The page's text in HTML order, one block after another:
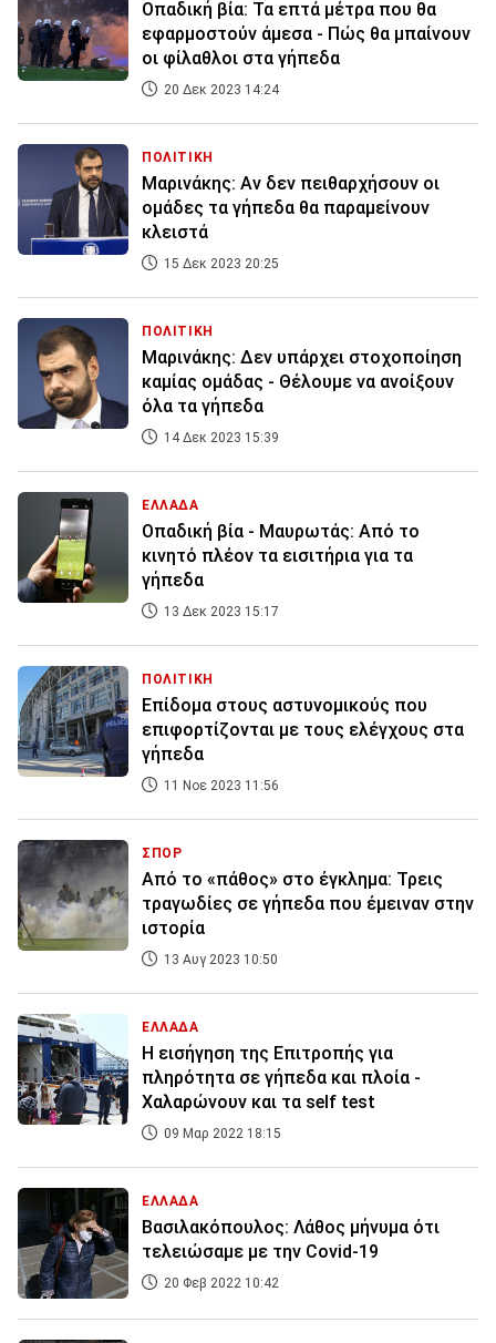
Οπαδική βία: Τα επτά μέτρα που θα
εφαρμοστούν άμεσα - Πώς θα μπαίνουν
οι φίλαθλοι στα γήπεδα
20 Δεκ 2023 14:24
ΠΟΛΙΤΙΚΗ
Μαρινάκης: Αν δεν πειθαρχήσουν οι
ομάδες τα γήπεδα θα παραμείνουν
κλειστά
15 Δεκ 2023 20:25
ΠΟΛΙΤΙΚΗ
Mαρινάκης: Δεν υπάρχει στοχοποίηση
καμίας ομάδας - Θέλουμε να ανοίξουν
όλα τα γήπεδα
14 Δεκ 2023 15:39
ΕΛΛΑΔΑ
Οπαδική βία - Μαυρωτάς: Από το
κινητό πλέον τα εισιτήρια για τα
γήπεδα
13 Δεκ 2023 15:17
ΠΟΛΙΤΙΚΗ
Επίδομα στους αστυνομικούς που
επιφορτίζονται με τους ελέγχους στα
γήπεδα
11 Νοε 2023 11:56
ΣΠΟΡ
Από το «πάθος» στο έγκλημα: Τρεις
τραγωδίες σε γήπεδα που έμειναν στην
ιστορία
13 Αυγ 2023 10:50
ΕΛΛΑΔΑ
Η εισήγηση της Επιτροπής για
πληρότητα σε γήπεδα και πλοία -
Χαλαρώνουν και τα self test
09 Μαρ 2022 18:15
ΕΛΛΑΔΑ
Βασιλακόπουλος: Λάθος μήνυμα ότι
τελειώσαμε με την Covid-19
20 Φεβ 2022 10:42